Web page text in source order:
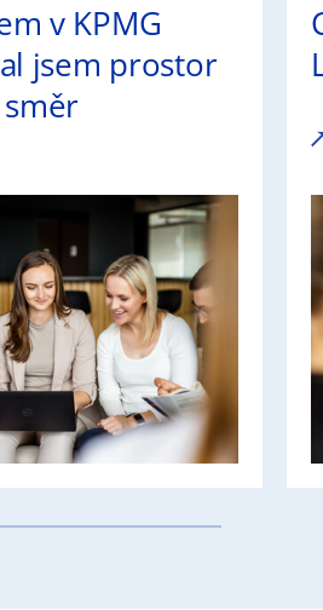
v KPMG
jsem prostor